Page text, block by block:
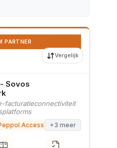
PARTNER
Sovos
facturatieconnectiviteit
Access Point+3 meer
Vergelijk